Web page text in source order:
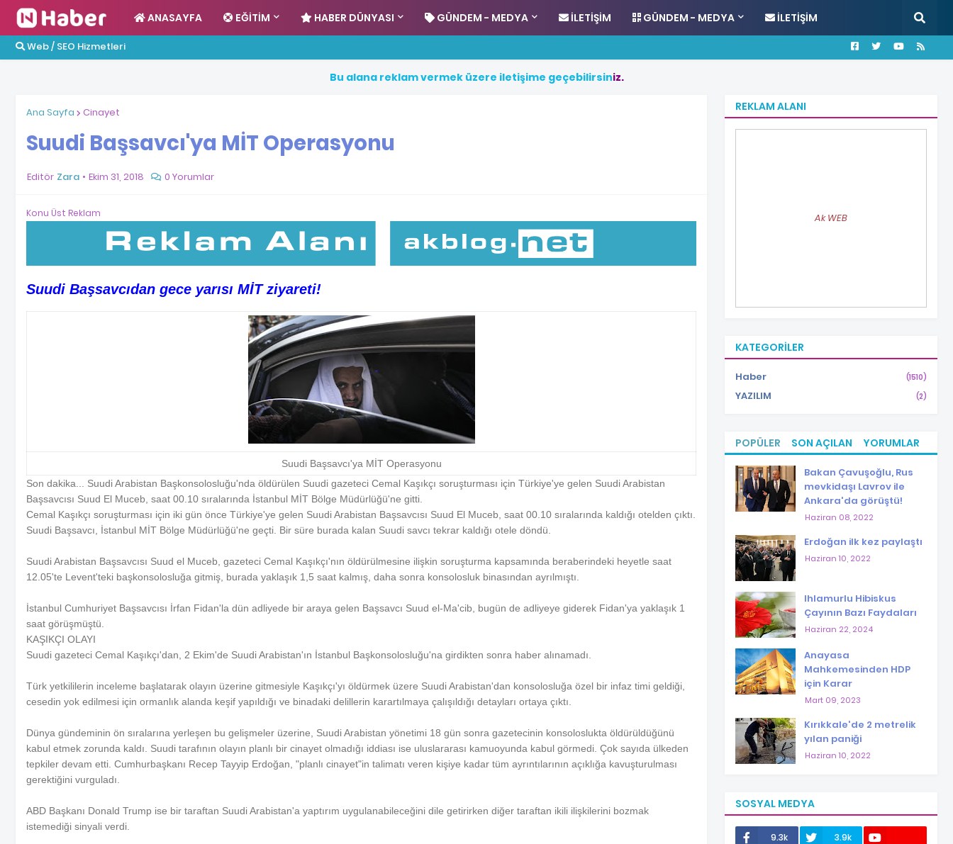
ANASAYFA EĞITIM HABER DÜNYASI GÜNDEM - MEDYA İLETIŞIM GÜNDEM - MEDYA İLETIŞIM
Web / SEO Hizmetleri
Bu alana reklamvermek üzere iletişime geçebilirsiniz.
Ana Sayfa Cinayet
Suudi Başsavcı'ya MİT Operasyonu
Editör Zara Ekim 31, 2018 0 Yorumlar
Konu Üst Reklam
Suudi Başsavcıdan gece yarısı MİT ziyareti!
Suudi Başsavcı'ya MİT Operasyonu
Son dakika... Suudi Arabistan Başkonsolosluğu'nda öldürülen Suudi gazeteci Cemal Kaşıkçı soruşturması için Türkiye'ye gelen Suudi Arabistan
Başsavcısı Suud El Muceb, saat 00.10 sıralarında İstanbul MİT Bölge Müdürlüğü'ne gitti.
Cemal Kaşıkçı soruşturması için iki gün önce Türkiye'ye gelen Suudi Arabistan Başsavcısı Suud El Muceb, saat 00.10 sıralarında kaldığı otelden çıktı.
Suudi Başsavcı, İstanbul MİT Bölge Müdürlüğü'ne geçti. Bir süre burada kalan Suudi savcı tekrar kaldığı otele döndü.
Suudi Arabistan Başsavcısı Suud el Muceb, gazeteci Cemal Kaşıkçı'nın öldürülmesine ilişkin soruşturma kapsamında beraberindeki heyetle saat
12.05'te Levent'teki başkonsolosluğa gitmiş, burada yaklaşık 1,5 saat kalmış, daha sonra konsolosluk binasından ayrılmıştı.
İstanbul Cumhuriyet Başsavcısı İrfan Fidan'la dün adliyede bir araya gelen Başsavcı Suud el-Ma'cib, bugün de adliyeye giderek Fidan'ya yaklaşık 1
saat görüşmüştü.
KAŞIKÇI OLAYI
Suudi gazeteci Cemal Kaşıkçı'dan, 2 Ekim'de Suudi Arabistan'ın İstanbul Başkonsolosluğu'na girdikten sonra haber alınamadı.
Türk yetkililerin inceleme başlatarak olayın üzerine gitmesiyle Kaşıkçı'yı öldürmek üzere Suudi Arabistan'dan konsolosluğa özel bir infaz timi geldiği,
cesedin yok edilmesi için ormanlık alanda keşif yapıldığı ve binadaki delillerin karartılmaya çalışıldığı detayları ortaya çıktı.
Dünya gündeminin ön sıralarına yerleşen bu gelişmeler üzerine, Suudi Arabistan yönetimi 18 gün sonra gazetecinin konsoloslukta öldürüldüğünü
kabul etmek zorunda kaldı. Suudi tarafının olayın planlı bir cinayet olmadığı iddiası ise uluslararası kamuoyunda kabul görmedi. Çok sayıda ülkeden
tepkiler devam etti. Cumhurbaşkanı Recep Tayyip Erdoğan, "planlı cinayet"in talimatı veren kişiye kadar tüm ayrıntılarının açıklığa kavuşturulması
gerektiğini vurguladı.
ABD Başkanı Donald Trump ise bir taraftan Suudi Arabistan'a yaptırım uygulanabileceğini dile getirirken diğer taraftan ikili ilişkilerini bozmak
istemediği sinyali verdi.
REKLAM ALANI
Ak WEB
KATEGORILER
Haber (1510)
YAZILIM (2)
POPÜLER SON AÇILAN YORUMLAR
Bakan Çavuşoğlu, Rus
mevkidaşı Lavrov ile
Ankara'da görüştü!
Haziran 08, 2022
Erdoğan ilk kez paylaştı
Haziran 10, 2022
Ihlamurlu Hibiskus
Çayının Bazı Faydaları
Haziran 22, 2024
Anayasa
Mahkemesinden HDP
için Karar
Mart 09, 2023
Kırıkkale'de 2 metrelik
yılan paniği
Haziran 10, 2022
SOSYAL MEDYA
9.3k
3.9k